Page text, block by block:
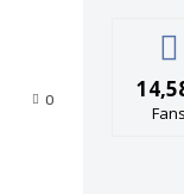
0
Fans